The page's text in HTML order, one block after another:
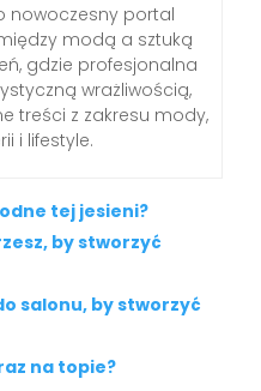
nowoczesny portal
modą a sztuką
gdzie profesjonalna
wrażliwością,
treści z zakresu mody,
i lifestyle.
tej jesieni?
by stworzyć
salonu, by stworzyć
na topie?